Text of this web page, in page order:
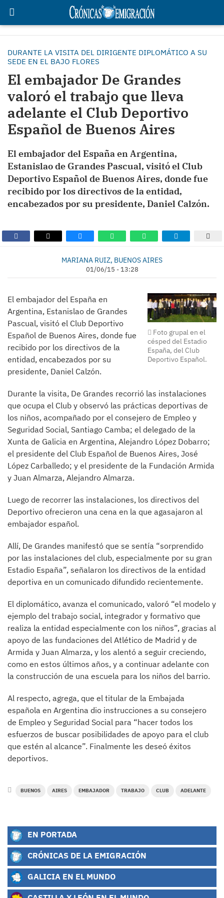
DURANTE LA VISITA DEL DIRIGENTE DIPLOMÁTICO A SU
SEDE EN EL BAJO FLORES
El embajador De Grandes
valoró el trabajo que lleva
adelante el Club Deportivo
Español de Buenos Aires
El embajador del España en Argentina,
Estanislao de Grandes Pascual, visitó el Club
Deportivo Español de Buenos Aires, donde fue
recibido por los directivos de la entidad,
encabezados por su presidente, Daniel Calzón.
MARIANA RUIZ, BUENOS AIRES
01/06/15 - 13:28
Foto grupal en el
césped del Estadio
España, del Club
Deportivo Español.
El embajador del España en
Argentina, Estanislao de Grandes
Pascual, visitó el Club Deportivo
Español de Buenos Aires, donde fue
recibido por los directivos de la
entidad, encabezados por su
presidente, Daniel Calzón.
Durante la visita, De Grandes recorrió las instalaciones
que ocupa el Club y observó las prácticas deportivas de
los niños, acompañado por el consejero de Empleo y
Seguridad Social, Santiago Camba; el delegado de la
Xunta de Galicia en Argentina, Alejandro López Dobarro;
el presidente del Club Español de Buenos Aires, José
López Carballedo; y el presidente de la Fundación Armida
y Juan Almarza, Alejandro Almarza.
Luego de recorrer las instalaciones, los directivos del
Deportivo ofrecieron una cena en la que agasajaron al
embajador español.
Allí, De Grandes manifestó que se sentía “sorprendido
por las instalaciones del club, especialmente por su gran
Estadio España”, señalaron los directivos de la entidad
deportiva en un comunicado difundido recientemente.
El diplomático, avanza el comunicado, valoró “el modelo y
ejemplo del trabajo social, integrador y formativo que
realiza la entidad especialmente con los niños”, gracias al
apoyo de las fundaciones del Atlético de Madrid y de
Armida y Juan Almarza, y los alentó a seguir creciendo,
como en estos últimos años, y a continuar adelante con
la construcción de una escuela para los niños del barrio.
Al respecto, agrega, que el titular de la Embajada
española en Argentina dio instrucciones a su consejero
de Empleo y Seguridad Social para “hacer todos los
esfuerzos de buscar posibilidades de apoyo para el club
que estén al alcance”. Finalmente les deseó éxitos
deportivos.
BUENOS AIRES EMBAJADOR TRABAJO CLUB ADELANTE
EN PORTADA
CRÓNICAS DE LA EMIGRACIÓN
GALICIA EN EL MUNDO